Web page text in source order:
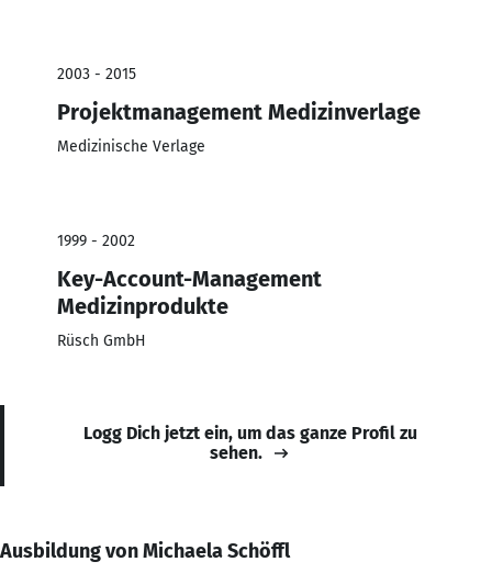
2003 - 2015
Projektmanagement Medizinverlage
Medizinische Verlage
1999 - 2002
Key-Account-Management
Medizinprodukte
Rüsch GmbH
Logg Dich jetzt ein, um das ganze Profil zu
sehen.
Ausbildung von Michaela Schöffl